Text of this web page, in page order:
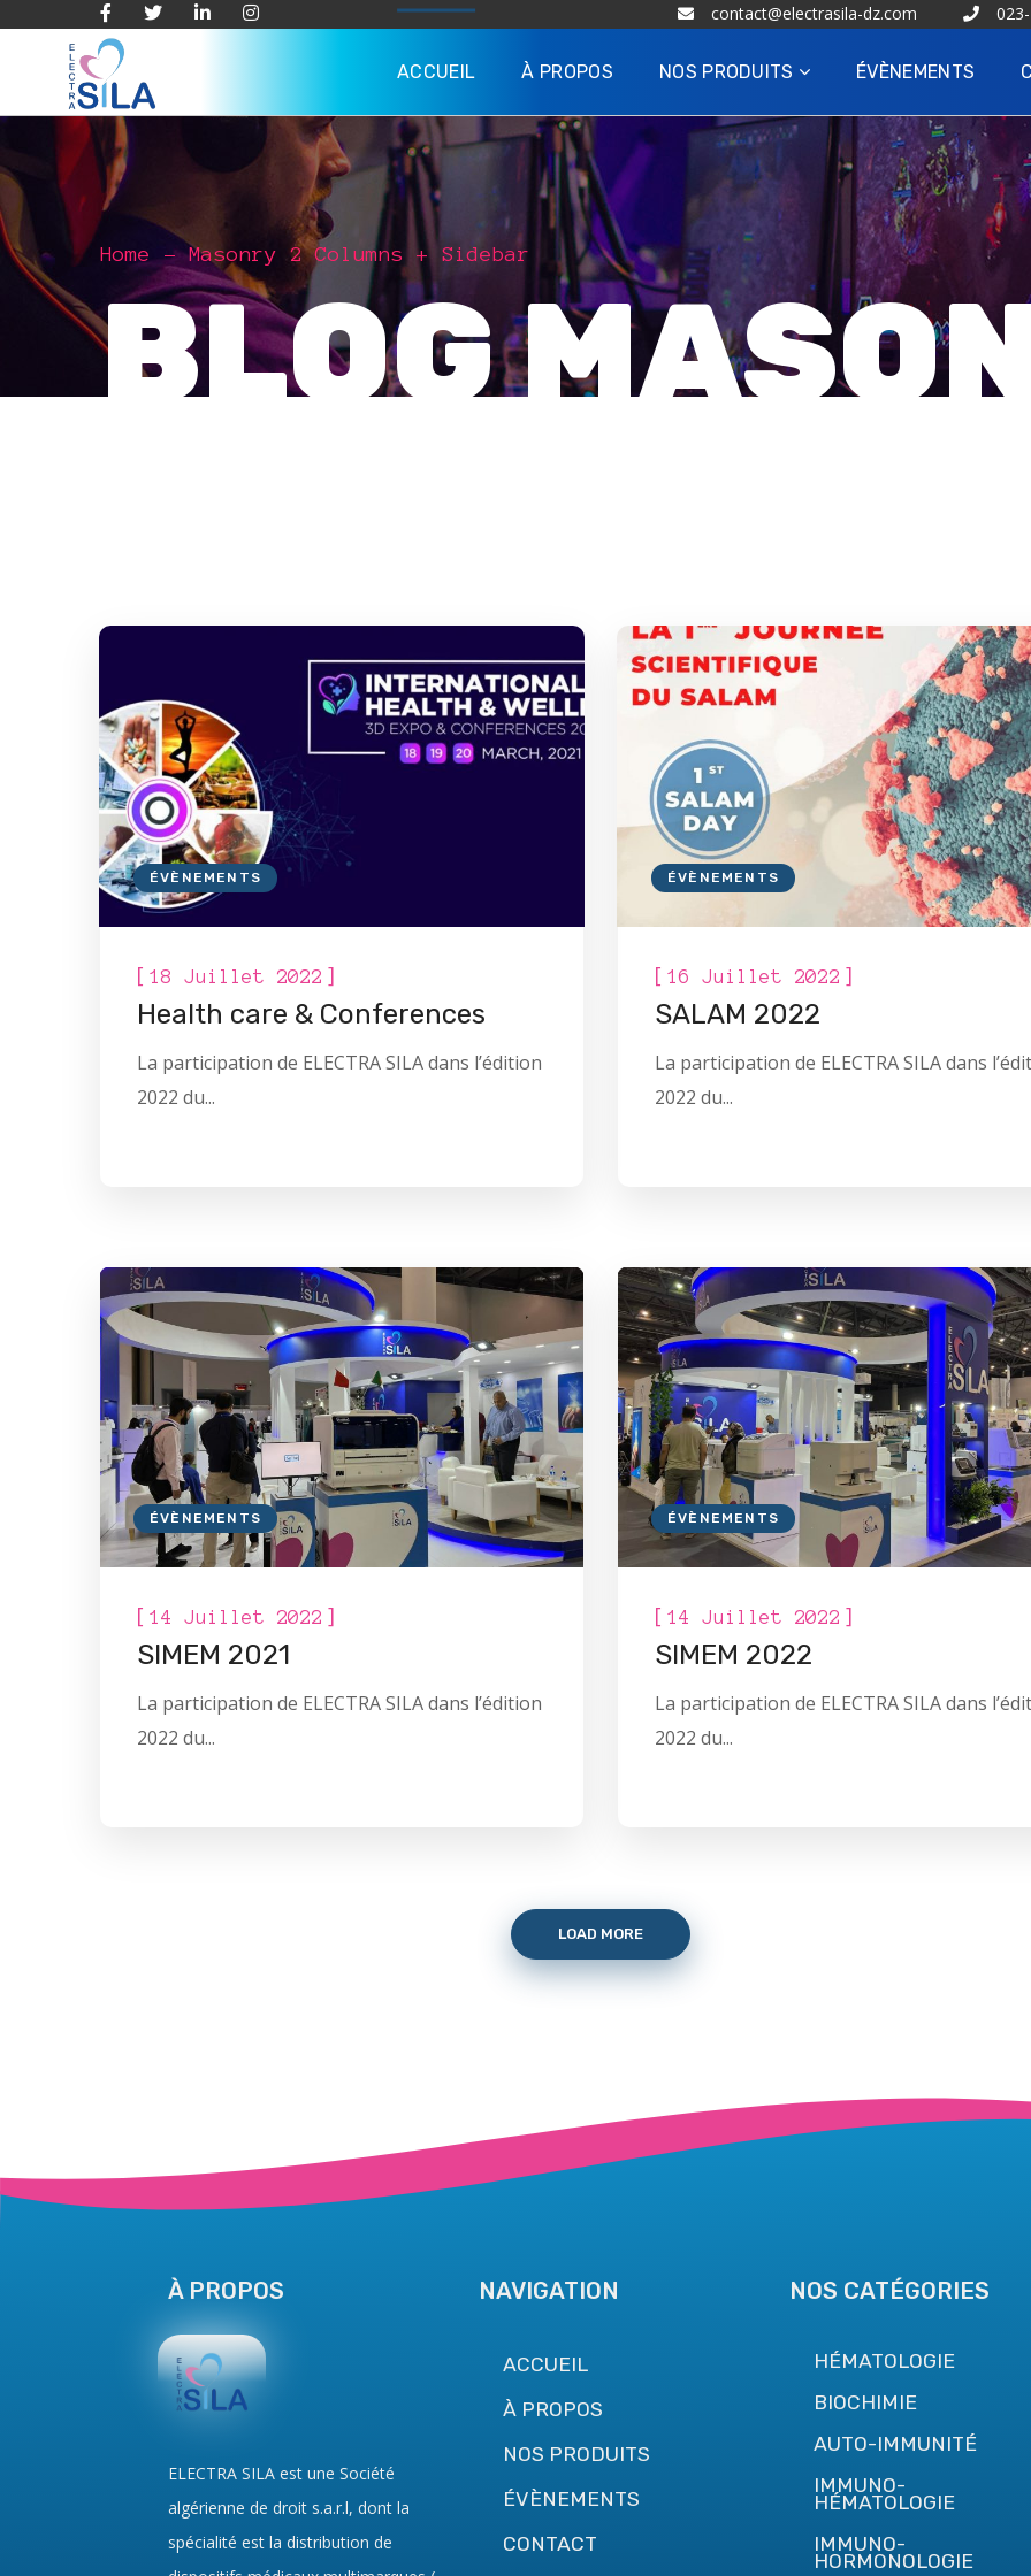
contact@electrasila-dz.com
ACCUEIL À PROPOS NOS PRODUITS ÉVÈNEMENTS
Home Masonry 2 Columns + Sidebar
BLOG
ÉVÈNEMENTS
[ 18 Juillet 2022 ]
Health care & Conferences
La participation de ELECTRA SILA dans l’édition
2022 du...
ÉVÈNEMENTS
[ 16 Juillet 2022 ]
SALAM 2022
La participation de ELECTRA SILA dans
2022 du...
ÉVÈNEMENTS
[ 14 Juillet 2022 ]
SIMEM 2021
La participation de ELECTRA SILA dans l’édition
2022 du...
ÉVÈNEMENTS
[ 14 Juillet 2022 ]
SIMEM 2022
La participation de ELECTRA SILA dans
2022 du...
LOAD MORE
À PROPOS
ELECTRA SILA est une Société
algérienne de droit s.a.r.l, dont la
spécialité est la distribution de
NAVIGATION
ACCUEIL
À PROPOS
NOS PRODUITS
ÉVÈNEMENTS
CONTACT
NOS CATÉGORIES
HÉMATOLOGIE
BIOCHIMIE
AUTO-IMMUNITÉ
IMMUNO-
HÉMATOLOGIE
IMMUNO-
HORMONOLOGIE